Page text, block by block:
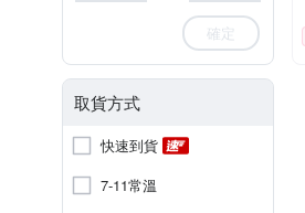
確定
取貨方式
快速到貨
7-11常溫